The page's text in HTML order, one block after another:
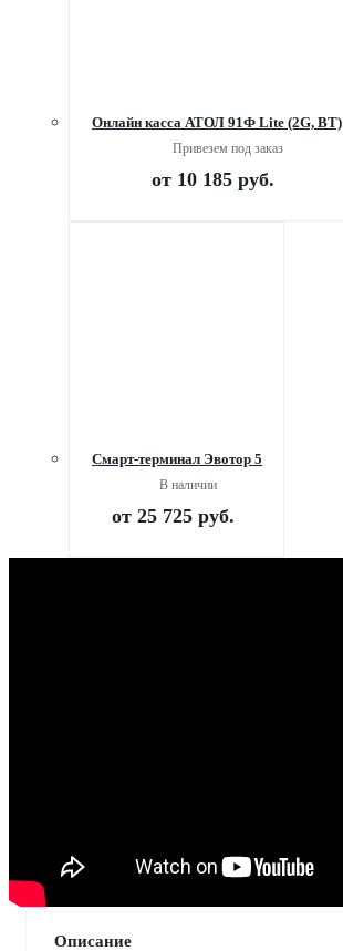
Онлайн касса АТОЛ 91Ф Lite (2G, ВТ)
Привезем под заказ
от 10 185 руб.
Смарт-терминал Эвотор 5
В наличии
от 25 725 руб.
Описание